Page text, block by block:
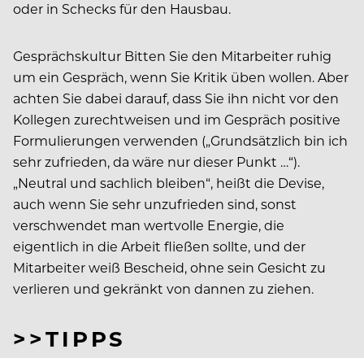
oder in Schecks für den Hausbau.
Gesprächskultur Bitten Sie den Mitarbeiter ruhig
um ein Gespräch, wenn Sie Kritik üben wollen. Aber
achten Sie dabei darauf, dass Sie ihn nicht vor den
Kollegen zurechtweisen und im Gespräch positive
Formulierungen verwenden („Grundsätzlich bin ich
sehr zufrieden, da wäre nur dieser Punkt …“).
„Neutral und sachlich bleiben“, heißt die Devise,
auch wenn Sie sehr unzufrieden sind, sonst
verschwendet man wertvolle Energie, die
eigentlich in die Arbeit fließen sollte, und der
Mitarbeiter weiß Bescheid, ohne sein Gesicht zu
verlieren und gekränkt von dannen zu ziehen.
>>TIPPS